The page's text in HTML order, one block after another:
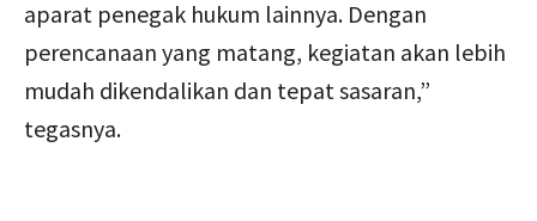
aparat penegak hukum lainnya. Dengan
perencanaan yang matang, kegiatan akan lebih
mudah dikendalikan dan tepat sasaran,”
tegasnya.